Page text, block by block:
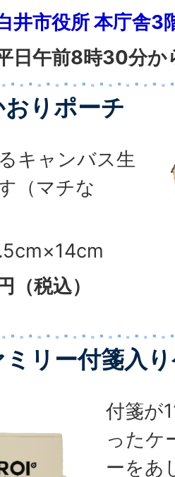
井市役所 本庁舎3
日午前8時30分
りポーチ
キャンバス生
（マチな
（税込）
リー付箋入
付箋が
ったケ
ーをあ